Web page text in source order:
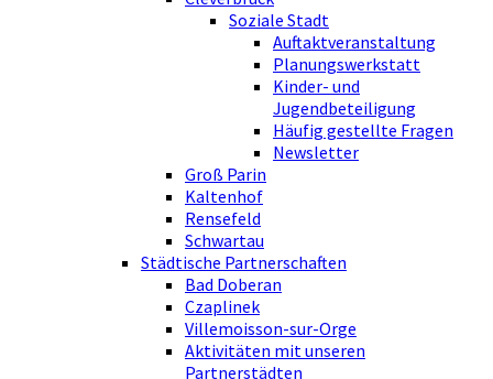
Soziale Stadt
Auftaktveranstaltung
Planungswerkstatt
Kinder- und
Jugendbeteiligung
Häufig gestellte Fragen
Newsletter
Groß Parin
Kaltenhof
Rensefeld
Schwartau
Städtische Partnerschaften
Bad Doberan
Czaplinek
Villemoisson-sur-Orge
Aktivitäten mit unseren
Partnerstädten